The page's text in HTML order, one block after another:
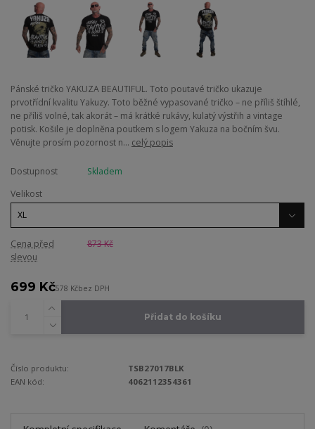
Pánské tričko YAKUZA BEAUTIFUL. Toto poutavé tričko ukazuje
prvotřídní kvalitu Yakuzy. Toto běžné vypasované tričko – ne příliš štíhlé,
ne příliš volné, tak akorát – má krátké rukávy, kulatý výstřih a vintage
potisk. Košile je doplněna poutkem s logem Yakuza na bočním švu.
Věnujte prosím pozornost n... celý popis
Dostupnost
Skladem
Velikost
Cena před
slevou
873 Kč
699 Kč578 Kčbez DPH
Přidat do košíku
Číslo produktu:
TSB27017BLK
EAN kód:
4062112354361